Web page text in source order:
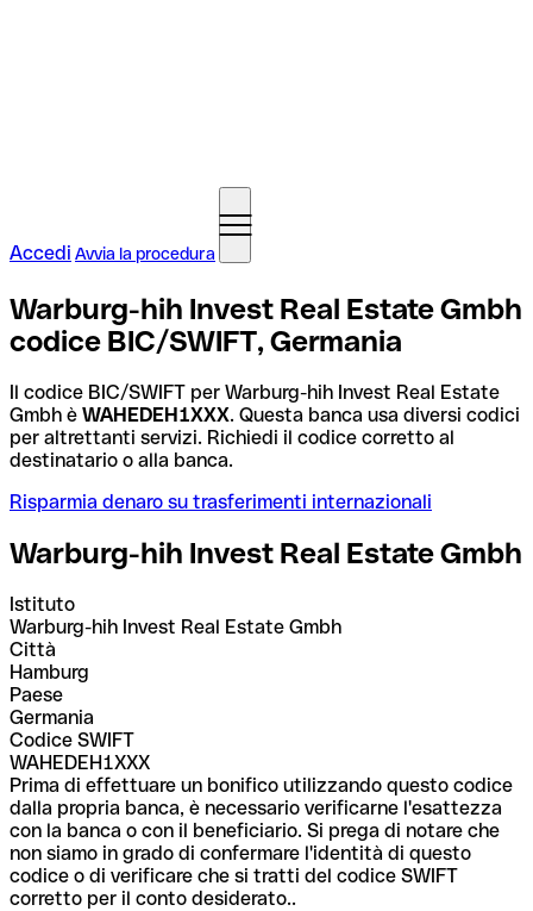
Accedi Avvia la procedura
Warburg-hih Invest Real Estate Gmbh
codice BIC/SWIFT, Germania
Il codice BIC/SWIFT per Warburg-hih Invest Real Estate
Gmbh è WAHEDEH1XXX. Questa banca usa diversi codici
per altrettanti servizi. Richiedi il codice corretto al
destinatario o alla banca.
Risparmia denaro su trasferimenti internazionali
Warburg-hih Invest Real Estate Gmbh
Istituto
Warburg-hih Invest Real Estate Gmbh
Città
Hamburg
Paese
Germania
Codice SWIFT
WAHEDEH1XXX
Prima di effettuare un bonifico utilizzando questo codice
dalla propria banca, è necessario verificarne l'esattezza
con la banca o con il beneficiario. Si prega di notare che
non siamo in grado di confermare l'identità di questo
codice o di verificare che si tratti del codice SWIFT
corretto per il conto desiderato..